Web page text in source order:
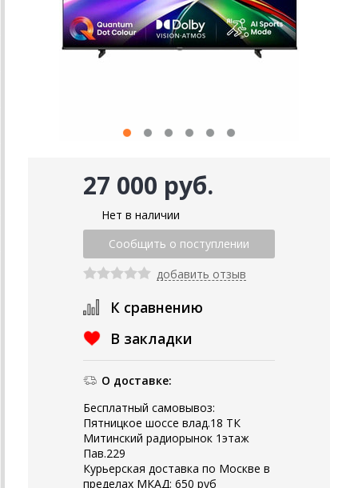
27 000 руб.
Нет в наличии
добавить отзыв
К сравнению
В закладки
О доставке:
Бесплатный самовывоз:
Пятницкое шоссе влад.18 ТК
Митинский радиорынок 1этаж
Пав.229
Курьерская доставка по Москве в
пределах МКАД: 650 руб